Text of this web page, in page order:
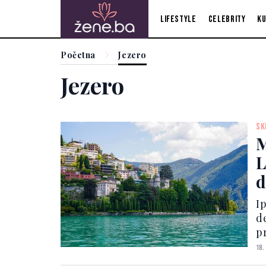
Lifestyle Celebrity
Početna Jezero
Jezero
18.